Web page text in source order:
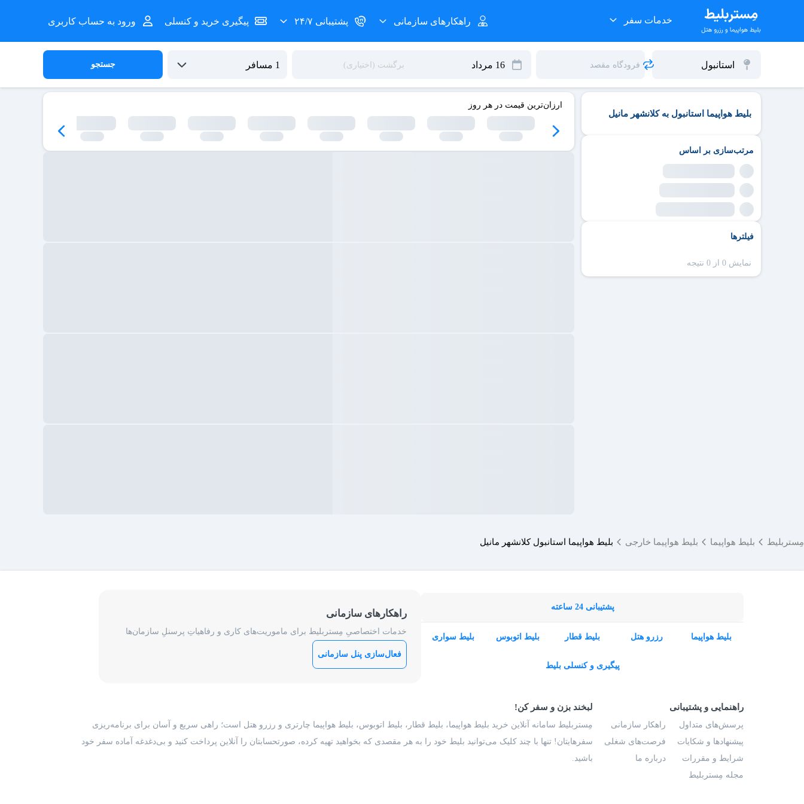
خدمات سفر راهکارهای سازمانی پشتیبانی ۲۴/۷ پیگیری خرید و کنسلی ورود به حساب کاربری
جستجو
بلیط هواپیما استانبول به کلانشهر مانیل
مرتب‌سازی بر اساس
فیلترها
نمایش 0 از 0 نتیجه
ارزان‌ترین قیمت در هر روز
مِستربلیط بلیط هواپیما بلیط هواپیما خارجی بلیط هواپیما استانبول کلانشهر مانیل
پشتیبانی 24 ساعته
بلیط هواپیما رزرو هتل بلیط قطار بلیط اتوبوس بلیط سواری
پیگیری و کنسلی بلیط
راهکارهای سازمانی
خدمات اختصاصیِ مِستربلیط برای ماموریت‌های کاری و رفاهیاتِ پرسنلِ سازمان‌ها
فعال‌سازی پنل سازمانی
راهنمایی و پشتیبانی
پرسش‌های متداول
پیشنهادها و شکایات
شرایط و مقررات
مجله مِستربلیط
راهکار سازمانی
فرصت‌های شغلی
درباره ما
لبخند بزن و سفر کن!
مِستربلیط سامانه آنلاین خرید بلیط هواپیما، بلیط قطار، بلیط اتوبوس، بلیط هواپیما چارتری و رزرو هتل است؛ راهی سریع و آسان برای برنامه‌ریزی
سفرهایتان! تنها با چند کلیک می‌توانید بلیط خود را به هر مقصدی که بخواهید تهیه کرده، صورتحسابتان را آنلاین پرداخت کنید و بی‌دغدغه آماده سفر خود
باشید.